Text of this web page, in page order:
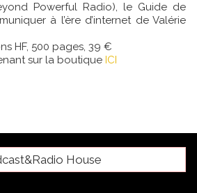
à l’ère d’internet de Valérie
HF, 500 pages, 39 €
sur la boutique ICI
House